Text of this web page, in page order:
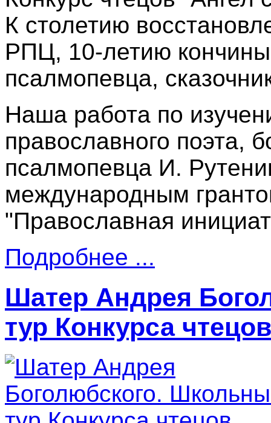
К столетию
РПЦ, 10-летию
псалмопевца,
Наша работа по
православного поэта,
псалмопевца И.
международным
"Православная
Подробнее ...
Шатер Андрея
тур Конкурса чтецов